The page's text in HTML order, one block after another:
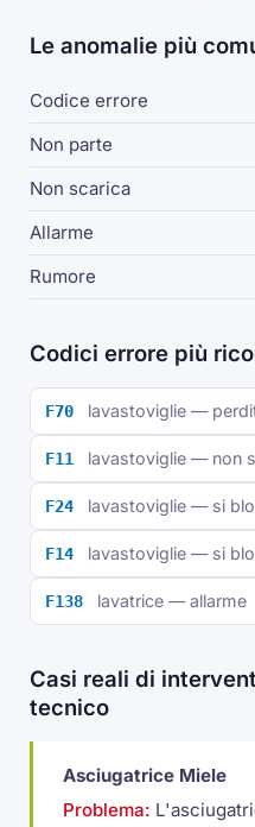
Le anomalie più
Codice errore
Non parte
Non scarica
Allarme
Rumore
Codici errore più
F70 lavastoviglie —
F11 lavastoviglie — non
F24 lavastoviglie — si
F14 lavastoviglie — si
F138 lavatrice — allarme
Casi reali di
tecnico
Asciugatrice Miele
Problema: